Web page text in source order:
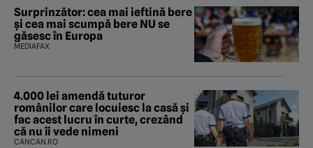
Surprinzător: cea mai ieftină bere
și cea mai scumpă bere NU se
găsesc în Europa
MEDIAFAX
4.000 lei amendă tuturor
românilor care locuiesc la casă și
fac acest lucru în curte, crezând
că nu îi vede nimeni
CANCAN.RO